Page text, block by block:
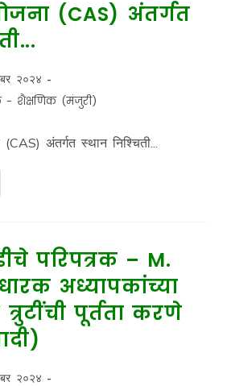
(CAS) अंतर्गत
२०२४
- शैक्षणिक (मंजुरी)
अंतर्गत स्थान निश्चिती...
परिपत्रक – M.
अध्यापकांच्या
त्रुटींची पूर्तता करणे
२०२४